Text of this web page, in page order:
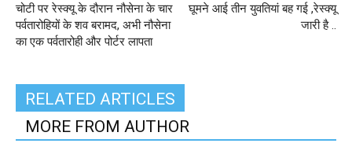
चोटी पर रेस्‍क्‍यू के दौरान नौसेना के चार
पर्वतारोहियों के शव बरामद, अभी नौसेना
का एक पर्वतारोही और पोर्टर लापता
घूमने आई तीन युवतियां बह गई ,रेस्क्यू
जारी है ..
RELATED ARTICLES
MORE FROM AUTHOR